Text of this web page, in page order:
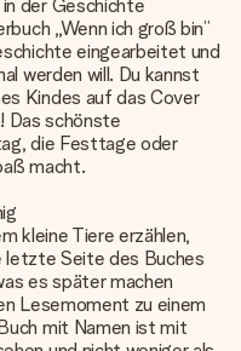
der Geschichte
„Wenn ich groß bin”
eingearbeitet und
werden will. Du kannst
Kindes auf das Cover
Das schönste
die Festtage oder
macht.
kleine Tiere erzählen,
letzte Seite des Buches
es später machen
Lesemoment zu einem
mit Namen ist mit